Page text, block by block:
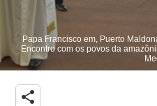
Papa Francisco em, Puerto
Encontro com os povos da
share